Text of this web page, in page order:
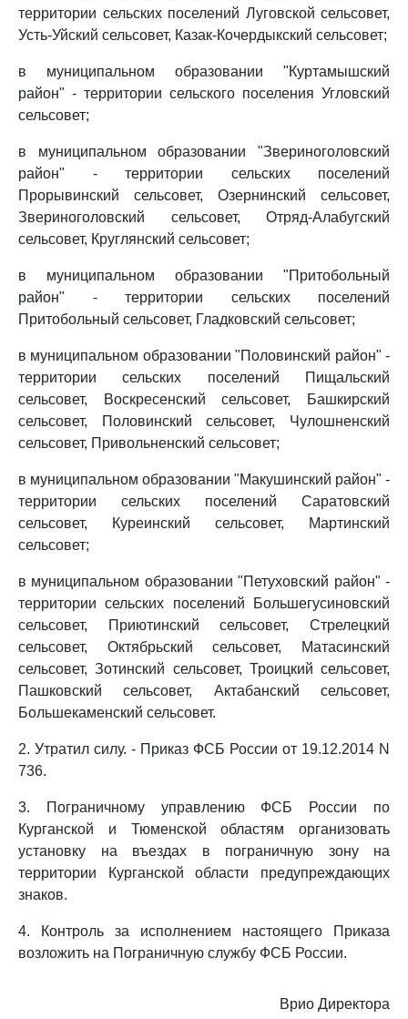
территории сельских поселений Луговской сельсовет,
Усть-Уйский сельсовет, Казак-Кочердыкский сельсовет;
в муниципальном образовании "Куртамышский
район" - территории сельского поселения Угловский
сельсовет;
в муниципальном образовании "Звериноголовский
район" - территории сельских поселений
Прорывинский сельсовет, Озернинский сельсовет,
Звериноголовский сельсовет, Отряд-Алабугский
сельсовет, Круглянский сельсовет;
в муниципальном образовании "Притобольный
район" - территории сельских поселений
Притобольный сельсовет, Гладковский сельсовет;
в муниципальном образовании "Половинский район" -
территории сельских поселений Пищальский
сельсовет, Воскресенский сельсовет, Башкирский
сельсовет, Половинский сельсовет, Чулошненский
сельсовет, Привольненский сельсовет;
в муниципальном образовании "Макушинский район" -
территории сельских поселений Саратовский
сельсовет, Куреинский сельсовет, Мартинский
сельсовет;
в муниципальном образовании "Петуховский район" -
территории сельских поселений Большегусиновский
сельсовет, Приютинский сельсовет, Стрелецкий
сельсовет, Октябрьский сельсовет, Матасинский
сельсовет, Зотинский сельсовет, Троицкий сельсовет,
Пашковский сельсовет, Актабанский сельсовет,
Большекаменский сельсовет.
2. Утратил силу. - Приказ ФСБ России от 19.12.2014 N
736.
3. Пограничному управлению ФСБ России по
Курганской и Тюменской областям организовать
установку на въездах в пограничную зону на
территории Курганской области предупреждающих
знаков.
4. Контроль за исполнением настоящего Приказа
возложить на Пограничную службу ФСБ России.
Врио Директора